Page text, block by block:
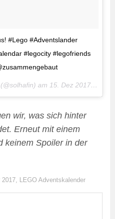
#Lego #Adventslander
#legocity #legofriends
(@solhafin) am 15. Dez 2017 um 1:21 Uhr
wir, was sich hinter
Erneut mit einem
keinem Spoiler in der
2017, LEGO Adventskalender